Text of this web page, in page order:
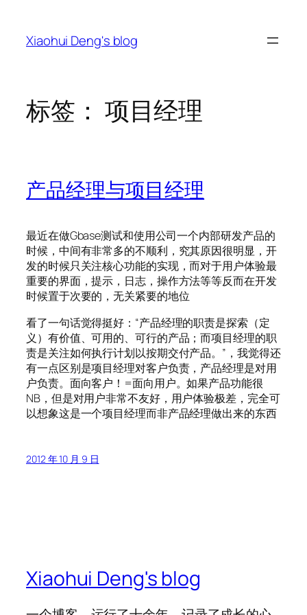
Xiaohui Deng's blog
标签： 项目经理
产品经理与项目经理
最近在做Gbase测试和使用公司一个内部研发产品的
时候，中间有非常多的不顺利，究其原因很明显，开
发的时候只关注核心功能的实现，而对于用户体验最
重要的界面，提示，日志，操作方法等等反而在开发
时候置于次要的，无关紧要的地位
看了一句话觉得挺好：“产品经理的职责是探索（定
义）有价值、可用的、可行的产品；而项目经理的职
责是关注如何执行计划以按期交付产品。”，我觉得还
有一点区别是项目经理对客户负责，产品经理是对用
户负责。面向客户！=面向用户。如果产品功能很
NB，但是对用户非常不友好，用户体验极差，完全可
以想象这是一个项目经理而非产品经理做出来的东西
2012 年 10 月 9 日
Xiaohui Deng's blog